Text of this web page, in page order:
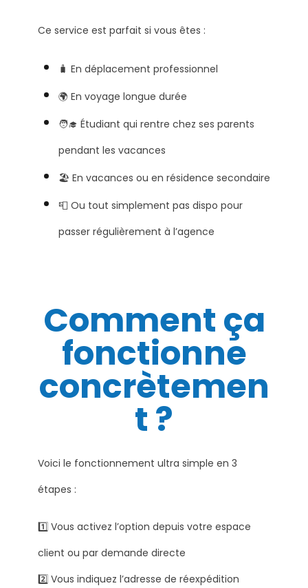
Ce service est parfait si vous êtes :
🧳 En déplacement professionnel
🌍 En voyage longue durée
🧑‍🎓 Étudiant qui rentre chez ses parents
pendant les vacances
🏖️ En vacances ou en résidence secondaire
📮 Ou tout simplement pas dispo pour
passer régulièrement à l’agence
Comment ça
fonctionne
concrètemen
t ?
Voici le fonctionnement ultra simple en 3
étapes :
1️⃣ Vous activez l’option depuis votre espace
client ou par demande directe
2️⃣ Vous indiquez l’adresse de réexpédition